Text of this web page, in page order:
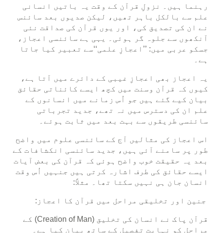
رہنما ہیں۔ نزولِ قرآن کے وقت یہ باتیں انسانی
علم سے بالکل باہر تھیں، لیکن صدیوں بعد سائنس
نے ان کی تصدیق کی، اور یوں قرآن کی صداقت نئی
آنکھوں سے جلوہ گر ہوئی۔ یہی ہے سائنسی اعجاز،
جسکو عربی میں: ’’اعجازِ علمی‘‘سے تعبیر کیا جاتا
ہے۔
یہ اعجاز بھی اعجازِ غیبی کے دائرے میں آتا ہے،
کیوں کہ قرآن وسنت میں کچھ ایسے کائناتی حقائق
بیان کیے گئے ہیں جو اُس زمانے میں انسانوں کے
علم ان کی دسترس میں نہ تھے، جدید تجرباتی
سائنسی طریقوں سے بہت بعد میں ثابت ہوئے۔
اس اعجاز کی مثالیں آج کے سائنسی علوم میں واضح
طور پر سامنے آئی ہیں، جدید سائنسی انکشافات کے
بعد یہ حقیقت خوب واضح ہوئی کہ قرآن کی بعض آیات
ایسے حقائق کی طرف اشارہ کرتی ہیں جنہیں اُس وقت
انسان جان ہی نہیں سکتا تھا۔ مثلاً:
جنین اور تخلیقی مراحل میں قرآن کا اعجاز:
قرآن پاک نے انسان کی تخلیق (Creation of Man) کے
مراحل کو نہایت تفصیل کے ساتھ بیان کیا ہے۔